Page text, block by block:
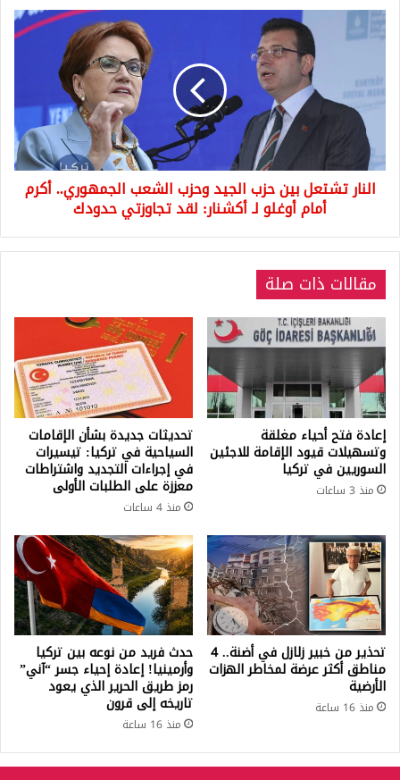
الفيزا
وراتب
مجانية
النار
تشتعل
حزب
الجيد
وحزب
الشعب
الجمهوري..
أكرم
أمام
أكشنار:
تجاوزتي
حدودك
النار تشتعل بين حزب الجيد وحزب الشعب الجمهوري.. أكرم
أمام أوغلو لـ أكشنار: لقد تجاوزتي حدودك
مقالات ذات صلة
إعادة فتح أحياء مغلقة
وتسهيلات قيود الإقامة للاجئين
السوريين في تركيا
منذ 3 ساعات
تحديثات جديدة بشأن الإقامات
السياحية في تركيا: تيسيرات
في إجراءات التجديد واشتراطات
معززة على الطلبات الأولى
منذ 4 ساعات
تحذير من خبير زلازل في أضنة.. 4
مناطق أكثر عرضة لمخاطر الهزات
الأرضية
منذ 16 ساعة
حدث فريد من نوعه بين تركيا
وأرمينيا! إعادة إحياء جسر “آني”
رمز طريق الحرير الذي يعود
تاريخه إلى قرون
منذ 16 ساعة